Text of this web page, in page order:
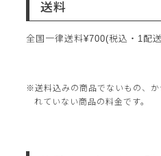
送料
全国一律送料¥700(税込・1配
送料込みの商品でないもの、
れていない商品の料金です。